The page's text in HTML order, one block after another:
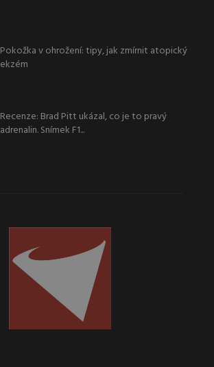
Pokožka v ohrožení: tipy, jak zmírnit atopický
ekzém
Recenze: Brad Pitt ukázal, co je to pravý
adrenalin. Snímek F1...